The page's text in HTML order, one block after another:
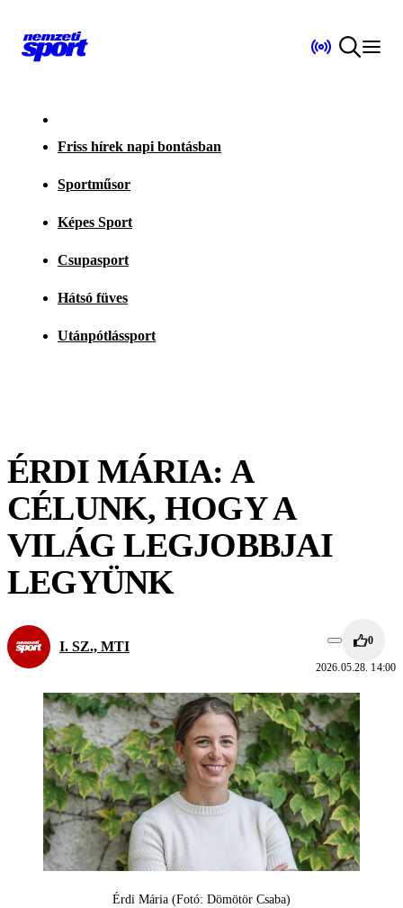
Friss hírek napi bontásban
Sportműsor
Képes Sport
Csupasport
Hátsó füves
Utánpótlássport
ÉRDI MÁRIA: A
CÉLUNK, HOGY A
VILÁG LEGJOBBJAI
LEGYÜNK
I. SZ., MTI 0
2026.05.28. 14:00
Érdi Mária (Fotó: Dömötör Csaba)